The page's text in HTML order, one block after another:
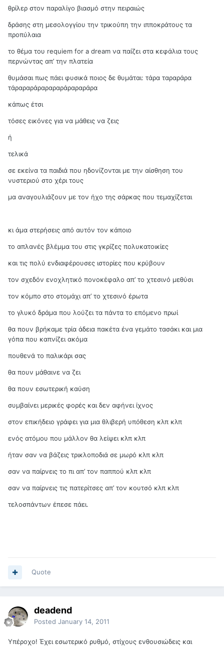
θρίλερ στον παραλίγο βιασμό στην πειραιώς
δράσης στη μεσολογγίου την τρικούπη την ιπποκράτους τα
προπύλαια
το θέμα του requiem for a dream να παίζει στα κεφάλια τους
περνώντας απ’ την πλατεία
θυμάσαι πως πάει φυσικά ποιος δε θυμάται: τάρα ταραράρα
τάραραράραραραράραραράρα
κάπως έτσι
τόσες εικόνες για να μάθεις να ζεις
ή
τελικά
σε εκείνα τα παιδιά που ηδονίζονται με την αίσθηση του
νυστεριού στο χέρι τους
μα αναγουλιάζουν με τον ήχο της σάρκας που τεμαχίζεται
κι άμα στερήσεις από αυτόν τον κάποιο
το απλανές βλέμμα του στις γκρίζες πολυκατοικίες
και τις πολύ ενδιαφέρουσες ιστορίες που κρύβουν
τον σχεδόν ενοχλητικό πονοκέφαλο απ’ το χτεσινό μεθύσι
τον κόμπο στο στομάχι απ’ το χτεσινό έρωτα
το γλυκό δράμα που λούζει τα πάντα το επόμενο πρωί
θα πουν βρήκαμε τρία άδεια πακέτα ένα γεμάτο τασάκι και μια
γόπα που καπνίζει ακόμα
πουθενά το παλικάρι σας
θα πουν μάθαινε να ζει
θα πουν εσωτερική καύση
συμβαίνει μερικές φορές και δεν αφήνει ίχνος
στον επικήδειο γράφει για μια θλιβερή υπόθεση κλπ κλπ
ενός ατόμου που μάλλον θα λείψει κλπ κλπ
ήταν σαν να βάζεις τρικλοποδιά σε μωρό κλπ κλπ
σαν να παίρνεις το πι απ’ τον παππού κλπ κλπ
σαν να παίρνεις τις πατερίτσες απ’ τον κουτσό κλπ κλπ
τελοσπάντων έπεσε πάει.
Quote
deadend
Posted January 14, 2011
Υπέροχο! Έχει εσωτερικό ρυθμό, στίχους ενθουσιώδεις και